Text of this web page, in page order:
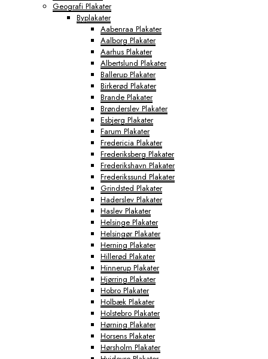
Geografi Plakater
Byplakater
Aabenraa Plakater
Aalborg Plakater
Aarhus Plakater
Albertslund Plakater
Ballerup Plakater
Birkerød Plakater
Brande Plakater
Brønderslev Plakater
Esbjerg Plakater
Farum Plakater
Fredericia Plakater
Frederiksberg Plakater
Frederikshavn Plakater
Frederikssund Plakater
Grindsted Plakater
Haderslev Plakater
Haslev Plakater
Helsinge Plakater
Helsingør Plakater
Herning Plakater
Hillerød Plakater
Hinnerup Plakater
Hjørring Plakater
Hobro Plakater
Holbæk Plakater
Holstebro Plakater
Hørning Plakater
Horsens Plakater
Hørsholm Plakater